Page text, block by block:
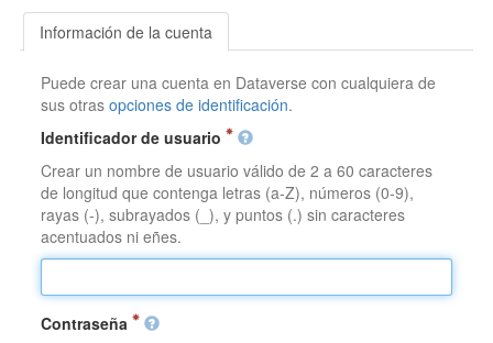
Información de la cuenta
Puede crear una cuenta en Dataverse con cualquiera de
sus otrasopciones de identificación.
Identificador de usuario
Crear un nombre de usuario válido de 2 a 60 caracteres
de longitud que contenga letras (a-Z), números (0-9),
rayas (-), subrayados (_), y puntos (.) sin caracteres
acentuados ni eñes.
Contraseña